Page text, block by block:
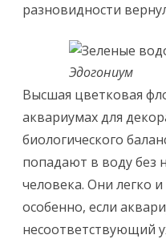
разновидности
Эдогониум
Высшая цветковая
аквариумах для
биологического
попадают в воду без
человека. Они легко
особенно, если
несоответствующий